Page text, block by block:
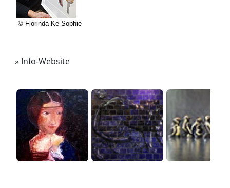
© Florinda Ke Sophie
» Info-Website